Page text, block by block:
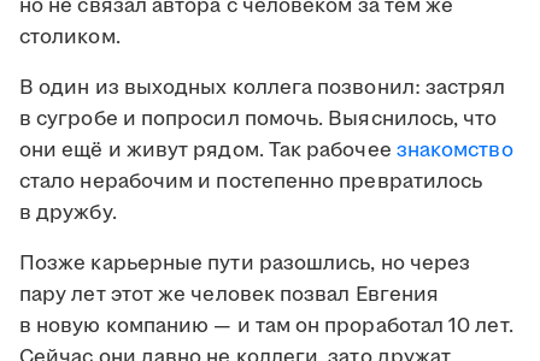
но не связал автора с человеком за тем же
столиком.
В один из выходных коллега позвонил: застрял
в сугробе и попросил помочь. Выяснилось, что
они ещё и живут рядом. Так рабочее знакомство
стало нерабочим и постепенно превратилось
в дружбу.
Позже карьерные пути разошлись, но через
пару лет этот же человек позвал Евгения
в новую компанию — и там он проработал 10 лет.